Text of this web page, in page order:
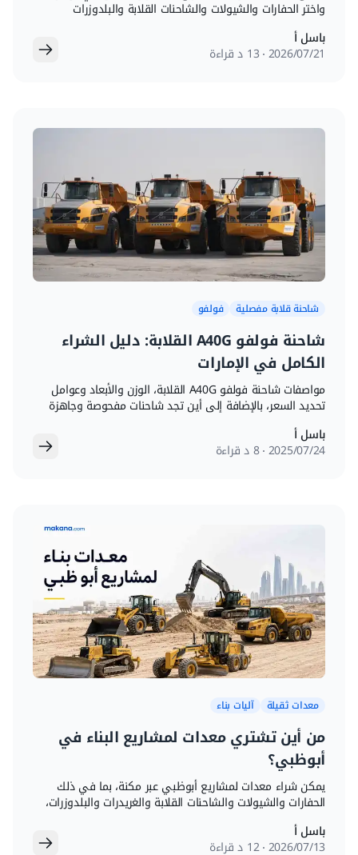
واختر الحفارات والشيولات والشاحنات القلابة والبلدوزرات
والجريدرات المناسبة على مكنة.
باسل أ
21‏/07‏/2026
شاحنة قلابة مفصلية فولفو
شاحنة فولفو A40G القلابة: دليل الشراء
الكامل في الإمارات
مواصفات شاحنة فولفو A40G القلابة، الوزن والأبعاد وعوامل
تحديد السعر، بالإضافة إلى أين تجد شاحنات مفحوصة وجاهزة
للتصدير في الإمارات.
باسل أ
24‏/07‏/2025 8 د قراءة
معدات ثقيلة آليات بناء
من أين تشتري معدات لمشاريع البناء في
أبوظبي؟
يمكن شراء معدات لمشاريع أبوظبي عبر مكنة، بما في ذلك
الحفارات والشيولات والشاحنات القلابة والغريدرات والبلدوزرات،
مع تقارير فحص وخيارات مقارنة ومعاينة من دبي.
باسل أ
13‏/07‏/2026 12 د قراءة